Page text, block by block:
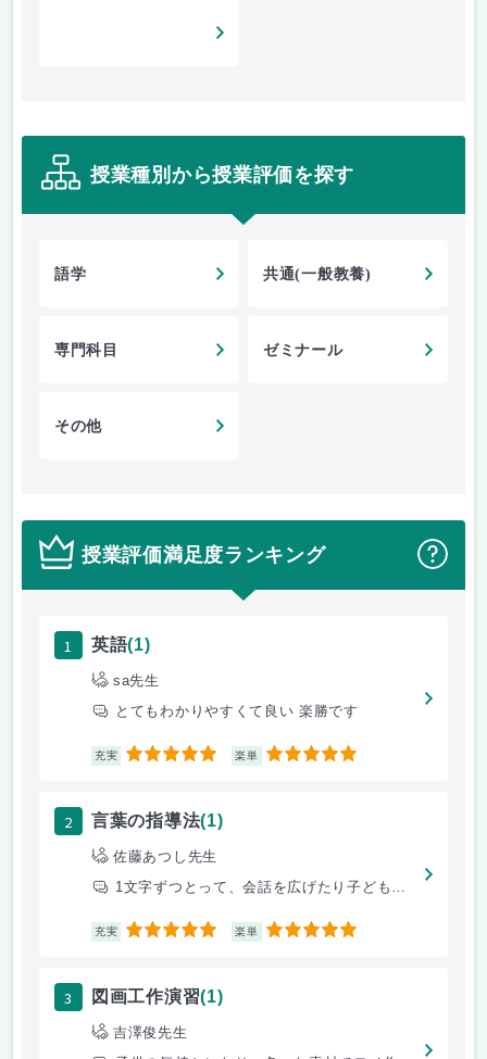
授業種別から授業評価を探す
語学 共通(一般教養)
専門科目 ゼミナール
その他
授業評価満足度ランキング ？
1 英語(1)
sa先生
とてもわかりやすくて良い 楽勝です
充実 5 楽単 5
2 言葉の指導法(1)
佐藤あつし先生
1文字ずつとって、会話を広げたり子どもの目線にたった授業
充実 5 楽単 5
3 図画工作演習(1)
吉澤俊先生